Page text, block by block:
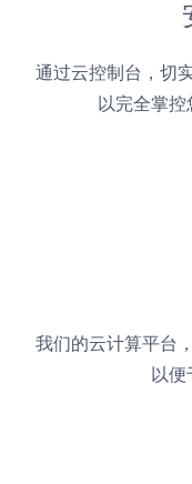
通过云控制台，切
以完全掌控
我们的云计算平台
以便